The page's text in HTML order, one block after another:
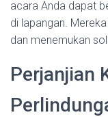
acara Anda dapat
di lapangan.
dan menemukan
Perjanjian